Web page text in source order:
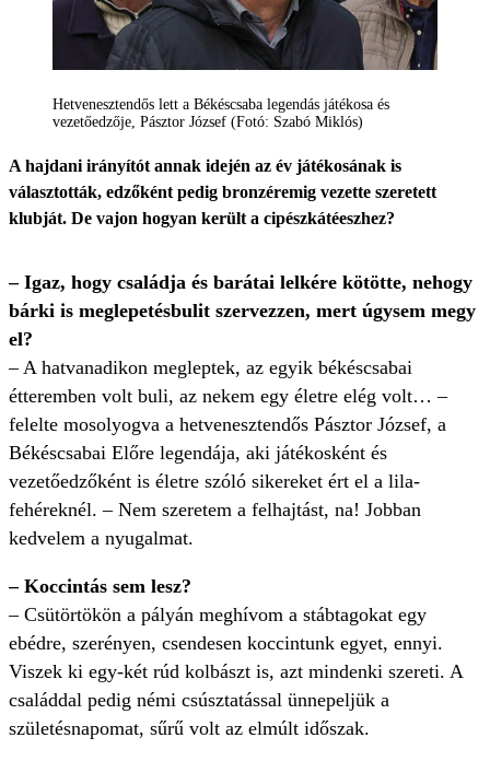
Hetvenesztendős lett a Békéscsaba legendás játékosa és
vezetőedzője, Pásztor József (Fotó: Szabó Miklós)
A hajdani irányítót annak idején az év játékosának is
választották, edzőként pedig bronz­éremig vezette szeretett
klubját. De vajon hogyan került a cipész­kátéeszhez?
– Igaz, hogy családja és barátai lelkére kötötte, nehogy
bárki is meglepetésbulit szervezzen, mert úgysem megy
el?
– A hatvanadikon megleptek, az egyik békéscsabai
étteremben volt buli, az nekem egy életre elég volt… –
felelte mosolyogva a hetvenesztendős Pásztor József, a
Békéscsabai Előre legendája, aki játékosként és
vezetőedzőként is életre szóló sikereket ért el a lila-
fehéreknél. – Nem szeretem a felhajtást, na! Jobban
kedvelem a nyugalmat.
– Koccintás sem lesz?
– Csütörtökön a pályán meghívom a stábtagokat egy
ebédre, szerényen, csendesen koccintunk egyet, ennyi.
Viszek ki egy-két rúd kolbászt is, azt mindenki szereti. A
családdal pedig némi csúsztatással ünnepeljük a
születésnapomat, sűrű volt az elmúlt időszak.